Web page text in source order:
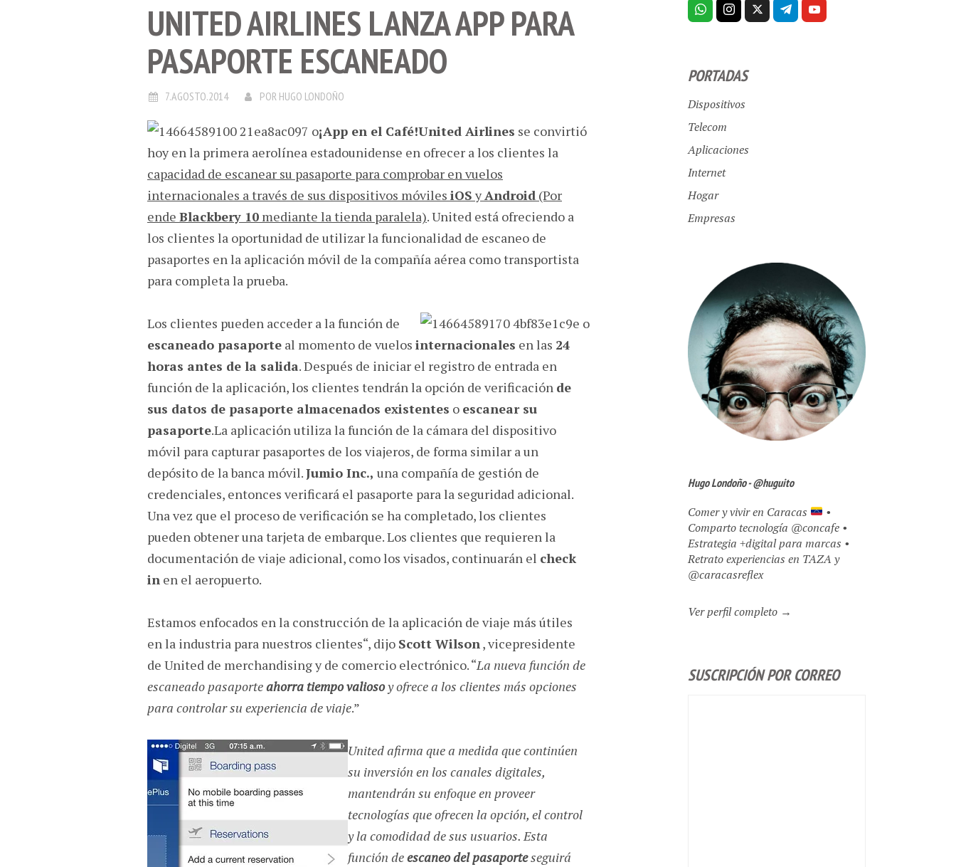
UNITED AIRLINES LANZA APP PARA
PASAPORTE ESCANEADO
7.AGOSTO.2014 POR HUGO LONDOÑO
¡App en el Café!United Airlines se convirtió
hoy en la primera aerolínea estadounidense en ofrecer a los clientes la
capacidad de escanear su pasaporte para comprobar en vuelos
internacionales a través de sus dispositivos móviles iOS yAndroid (Por
ende Blackbery 10 mediante la tienda paralela). United está ofreciendo a
los clientes la oportunidad de utilizar la funcionalidad de escaneo de
pasaportes en la aplicación móvil de la compañía aérea como transportista
para completa la prueba.
Los clientes pueden acceder a la función de
escaneado pasaporte al momento de vuelos internacionales en las 24
horas antes de la salida. Después de iniciar el registro de entrada en
función de la aplicación, los clientes tendrán la opción de verificación de
sus datos de pasaporte almacenados existentes o escanear su
pasaporte.La aplicación utiliza la función de la cámara del dispositivo
móvil para capturar pasaportes de los viajeros, de forma similar a un
depósito de la banca móvil.Jumio Inc., una compañía de gestión de
credenciales, entonces verificará el pasaporte para la seguridad adicional.
Una vez que el proceso de verificación se ha completado, los clientes
pueden obtener una tarjeta de embarque. Los clientes que requieren la
documentación de viaje adicional, como los visados, continuarán el check
in en el aeropuerto.
Estamos enfocados en la construcción de la aplicación de viaje más útiles
en la industria para nuestros clientes“, dijo Scott Wilson, vicepresidente
de United de merchandising y de comercio electrónico. “La nueva función de
escaneado pasaporteahorra tiempo valiosoy ofrece a los clientes más opciones
para controlar su experiencia de viaje.”
United afirma que a medida que continúen
su inversión en los canales digitales,
mantendrán su enfoque en proveer
tecnologías que ofrecen la opción, el control
y la comodidad de sus usuarios. Esta
función deescaneo del pasaporteseguirá
PORTADAS
Dispositivos
Telecom
Aplicaciones
Internet
Hogar
Empresas
Hugo Londoño - @huguito
Comer y vivir en Caracas
•
Comparto tecnología @concafe •
Estrategia +digital para marcas •
Retrato experiencias en TAZA y
@caracasreflex
Ver perfil completo →
SUSCRIPCIÓN POR CORREO